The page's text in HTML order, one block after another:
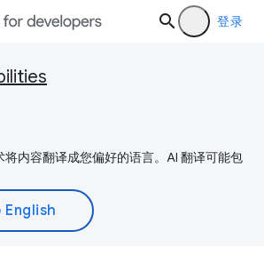
登录
内容翻译成您偏好的语言。AI 翻译可能包